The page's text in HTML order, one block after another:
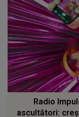
Radio
ascultători: